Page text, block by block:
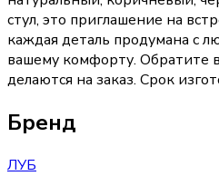
стул, это приглашение на
каждая деталь продумана с
вашему комфорту. Обратите
делаются на заказ. Срок
Бренд
ЛУБ